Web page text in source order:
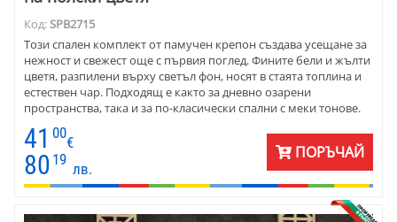
Код:SPB2715
Този спален комплект от памучен крепон създава усещане за
нежност и свежест още с първия поглед. Фините бели и жълти
цветя, разпилени върху светъл фон, носят в стаята топлина и
естествен чар. Подходящ е както за дневно озарени
пространства, така и за по-класически спални с меки тонове.
41 00
€
80 19
лв.
ПОРЪЧАЙ